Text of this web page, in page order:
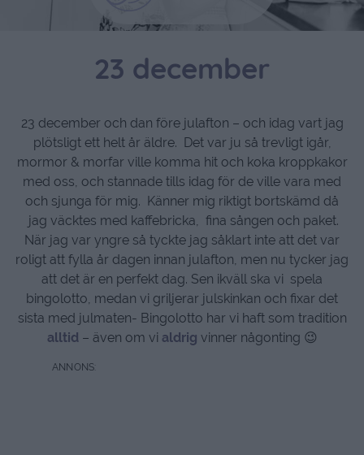
23 december
23 december och dan före julafton – och idag vart jag
plötsligt ett helt år äldre. Det var ju så trevligt igår,
mormor & morfar ville komma hit och koka kroppkakor
med oss, och stannade tills idag för de ville vara med
och sjunga för mig. Känner mig riktigt bortskämd då
jag väcktes med kaffebricka, fina sången och paket.
När jag var yngre så tyckte jag såklart inte att det var
roligt att fylla år dagen innan julafton, men nu tycker jag
att det är en perfekt dag. Sen ikväll ska vi spela
bingolotto, medan vi griljerar julskinkan och fixar det
sista med julmaten- Bingolotto har vi haft som tradition
alltid– även om vi aldrig vinner någonting 😉